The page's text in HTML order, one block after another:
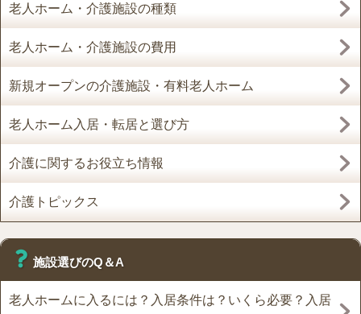
老人ホーム・介護施設の種類
老人ホーム・介護施設の費用
新規オープンの介護施設・有料老人ホーム
老人ホーム入居・転居と選び方
介護に関するお役立ち情報
介護トピックス
施設選びのQ＆A
老人ホームに入るには？入居条件は？いくら必要？入居